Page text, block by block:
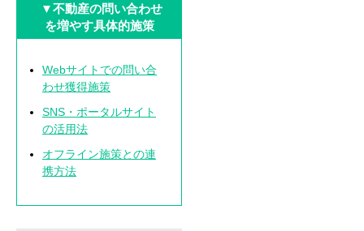
▼不動産の問い合わせ
を増やす具体的施策
Webサイトでの問い合
わせ獲得施策
SNS・ポータルサイト
の活用法
オフライン施策との連
携方法